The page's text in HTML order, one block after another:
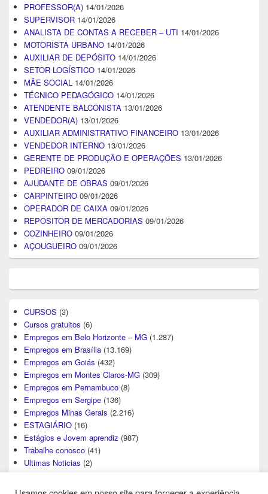
PROFESSOR(A) 14/01/2026
SUPERVISOR 14/01/2026
ANALISTA DE CONTAS A RECEBER – UTI 14/01/2026
MOTORISTA URBANO 14/01/2026
AUXILIAR DE DEPÓSITO 14/01/2026
SETOR LOGÍSTICO 14/01/2026
MÃE SOCIAL 14/01/2026
TÉCNICO PEDAGÓGICO 14/01/2026
ATENDENTE BALCONISTA 13/01/2026
VENDEDOR(A) 13/01/2026
AUXILIAR ADMINISTRATIVO FINANCEIRO 13/01/2026
VENDEDOR INTERNO 13/01/2026
GERENTE DE PRODUÇÃO E OPERAÇÕES 13/01/2026
PEDREIRO 09/01/2026
AJUDANTE DE OBRAS 09/01/2026
CARPINTEIRO 09/01/2026
OPERADOR DE CAIXA 09/01/2026
REPOSITOR DE MERCADORIAS 09/01/2026
COZINHEIRO 09/01/2026
AÇOUGUEIRO 09/01/2026
CURSOS (3)
Cursos gratuitos (6)
Empregos em Belo Horizonte – MG (1.287)
Empregos em Brasília (13.169)
Empregos em Goiás (432)
Empregos em Montes Claros-MG (309)
Empregos em Pernambuco (8)
Empregos em Sergipe (136)
Empregos Minas Gerais (2.216)
ESTAGIÁRIO (16)
Estágios e Jovem aprendiz (987)
Trabalhe conosco (41)
Ultimas Noticias (2)